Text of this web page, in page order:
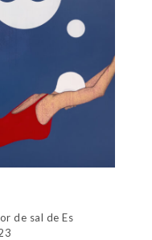
de sal de Es